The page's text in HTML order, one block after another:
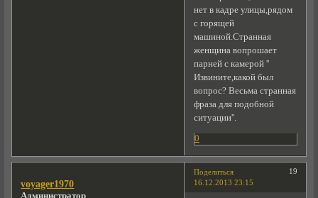
нет в кадре улицы,рядом
с горящей
машиной.Странная
женщина вопрошает
парней с камерой ''
Извините,какой был
вопрос? Весьма странная
фраза для подобной
ситуации''.
0
Поделиться
19
16.12.2013 23:15
voyager1970